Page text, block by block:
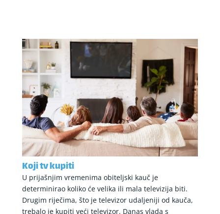
Koji tv kupiti
U prijašnjim vremenima obiteljski kauč je
determinirao koliko će velika ili mala televizija biti.
Drugim riječima, što je televizor udaljeniji od kauča,
trebalo je kupiti veći televizor. Danas vlada s